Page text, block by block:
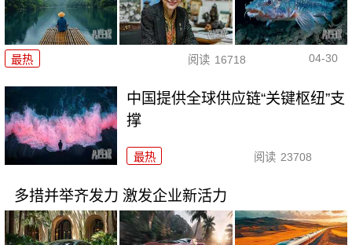
最热 阅读 16718 04-30
中国提供全球供应链“关键枢纽”支
撑
最热 阅读 23708
多措并举齐发力 激发企业新活力